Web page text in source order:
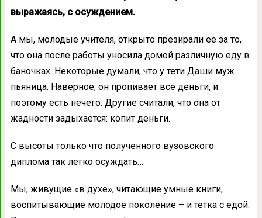
выражаясь, с осуждением.
А мы, молодые учителя, открыто презирали ее за то,
что она после работы уносила домой различную еду в
баночках. Некоторые думали, что у тети Даши муж
пьяница. Наверное, он пропивает все деньги, и
поэтому есть нечего. Другие считали, что она от
жадности задыхается: копит деньги.
С высоты только что полученного вузовского
диплома так легко осуждать…
Мы, живущие «в духе», читающие умные книги,
воспитывающие молодое поколение – и тетка с едой.